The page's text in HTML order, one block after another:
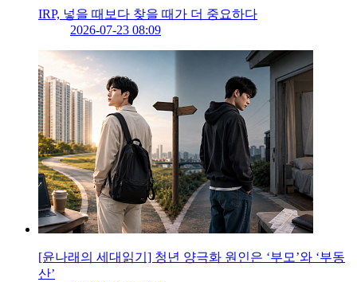
IRP, 넣을 때보다 찾을 때가 더 중요하다
2026-07-23 08:09
[윤나래의 세대읽기] 청년 양극화 원인은 ‘부모’와 ‘부동
산’